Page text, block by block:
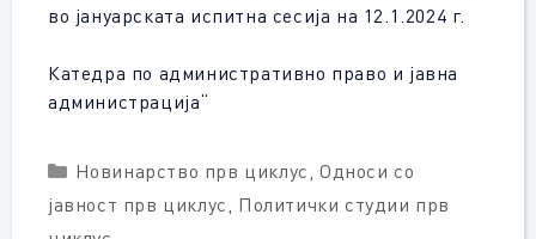
во јануарската испитна сесија на 12.1.2024 г.
Катедра по административно право и јавна
администрација“
Categories
Новинарство прв циклус, Односи со
јавност прв циклус, Политички студии прв